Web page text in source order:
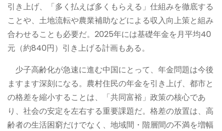
引き上げ、「多く払えば多くもらえる」仕組みを徹底する
ことや、土地流転や農業補助などによる収入向上策と組み
合わせることも必要だ。2025年には基礎年金を月平均40
元（約840円）引き上げる計画もある。
少子高齢化が急速に進む中国にとって、年金問題は今後
ますます深刻になる。農村住民の年金を引き上げ、都市と
の格差を縮小することは、「共同富裕」政策の核心であ
り、社会の安定を左右する重要課題だ。格差の放置は、高
齢者の生活困窮だけでなく、地域間・階層間の不満を増幅